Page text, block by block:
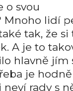
o svou
Mnoho lidí
tak, že
A je to
hlavně jím
je
neví rady s